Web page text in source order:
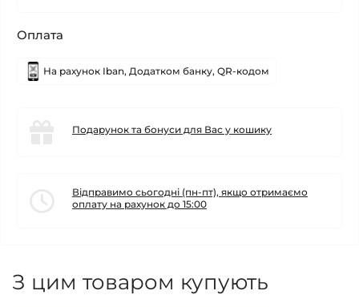
Оплата
На рахунок Iban, Додатком банку, QR-кодом
Подарунок та бонуси для Вас у кошику
Відправимо сьогодні (пн-пт), якщо отримаємо
оплату на рахунок до 15:00
З цим товаром купують